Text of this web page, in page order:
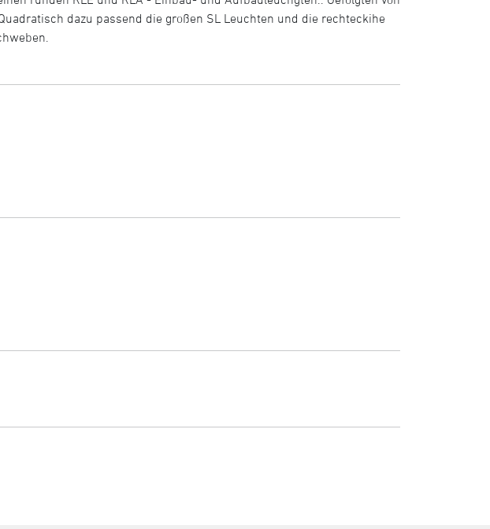
dazu passend die großen SL Leuchten und die rechteckihe